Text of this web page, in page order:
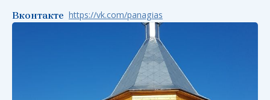
Вконтакте https://vk.com/panagias